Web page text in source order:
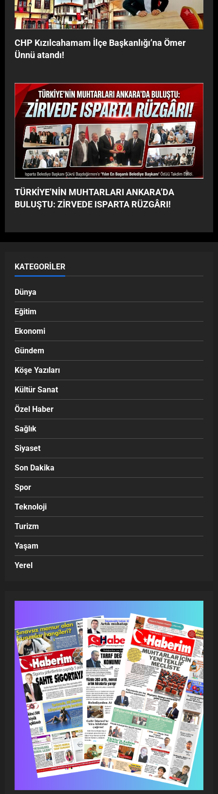
y
o
r
G
Â
R
CHP Kızılcahamam İlçe Başkanlığı’na Ömer
Ünnü atandı!
TÜRKİYE’NİN MUHTARLARI ANKARA’DA
BULUŞTU: ZİRVEDE ISPARTA RÜZGÂRI!
KATEGORILER
Dünya
Eğitim
Ekonomi
Gündem
Köşe Yazıları
Kültür Sanat
Özel Haber
Sağlık
Siyaset
Son Dakika
Spor
Teknoloji
Turizm
Yaşam
Yerel